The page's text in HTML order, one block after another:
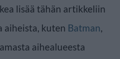
lisää tähän artikkeliin
aiheista, kuten Batman,
aihealueesta